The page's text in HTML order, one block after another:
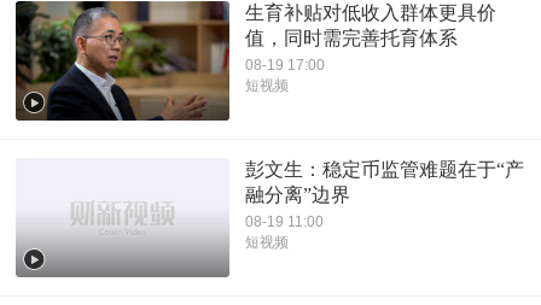
生育补贴对低收入群体更具价
值，同时需完善托育体系
08-19 17:00
短视频
彭文生：稳定币监管难题在于“产
融分离”边界
08-19 11:00
短视频